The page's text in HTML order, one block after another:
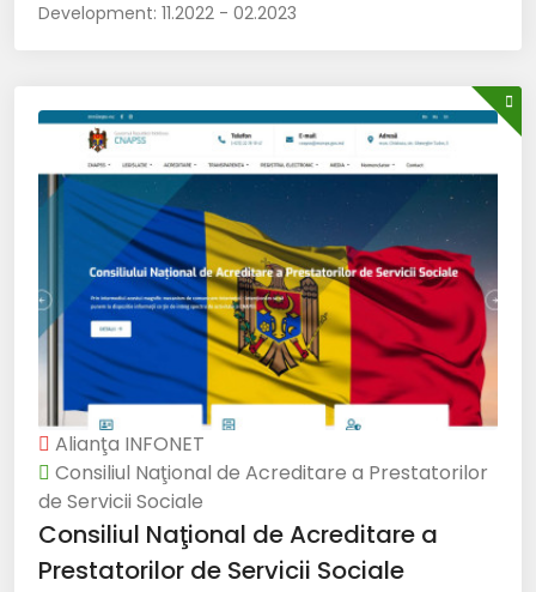
Development: 11.2022 - 02.2023
Alianţa INFONET
Consiliul Naţional de Acreditare a Prestatorilor
de Servicii Sociale
Consiliul Naţional de Acreditare a
Prestatorilor de Servicii Sociale